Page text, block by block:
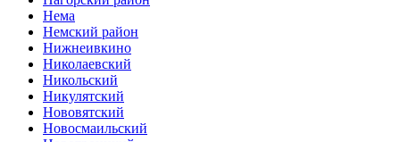
Нема
Немский район
Нижнеивкино
Николаевский
Никольский
Никулятский
Нововятский
Новосмаильский